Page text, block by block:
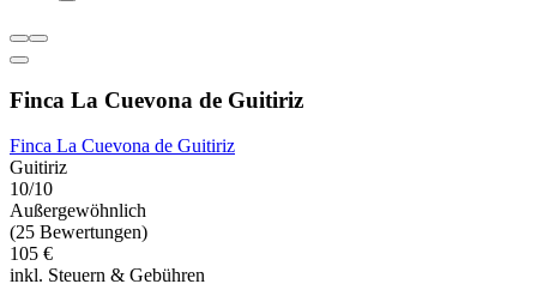
Finca La Cuevona de Guitiriz
Finca La Cuevona de Guitiriz
Guitiriz
10/10
Außergewöhnlich
(25 Bewertungen)
105 €
inkl. Steuern & Gebühren